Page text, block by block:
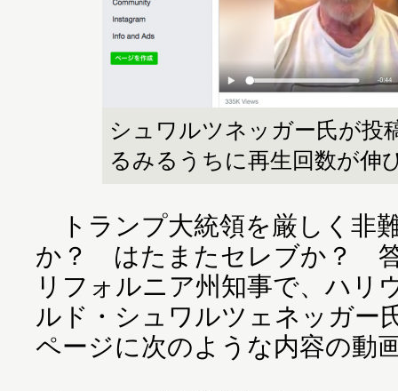
シュワルツネッガー氏が投
るみるうちに再生回数が伸
トランプ大統領を厳しく非
か？ はたまたセレブか？
リフォルニア州知事で、ハリ
ルド・シュワルツェネッガー
ページに次のような内容の動